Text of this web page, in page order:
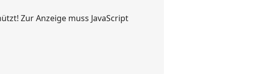
Zur Anzeige muss JavaScript